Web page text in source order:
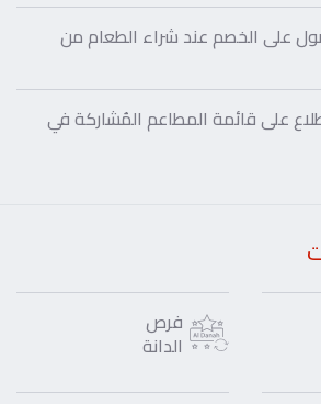
على الخصم عند شراء الطعام من
على قائمة المطاعم المُشاركة في
فرص
الدانة